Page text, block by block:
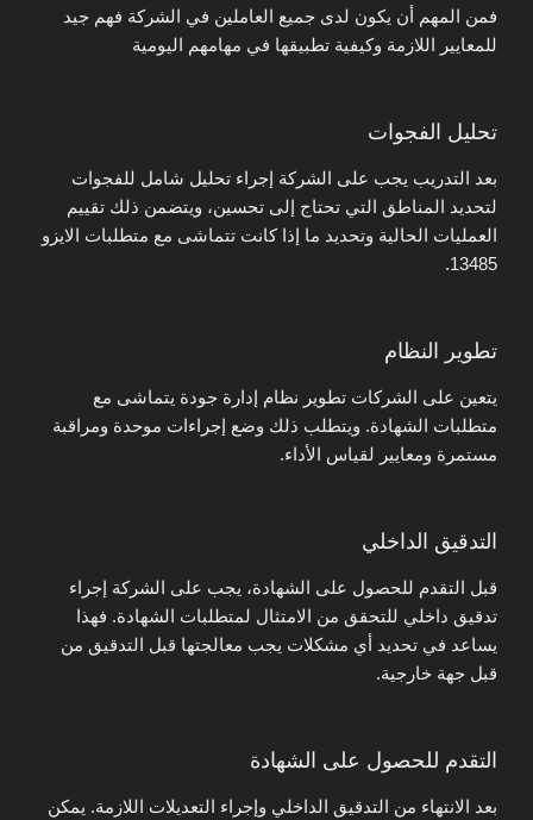
فمن المهم أن يكون لدى جميع العاملين في الشركة فهم جيد
للمعايير اللازمة وكيفية تطبيقها في مهامهم اليومية
تحليل الفجوات
بعد التدريب يجب على الشركة إجراء تحليل شامل للفجوات
لتحديد المناطق التي تحتاج إلى تحسين، ويتضمن ذلك تقييم
العمليات الحالية وتحديد ما إذا كانت تتماشى مع متطلبات الايزو
13485.
تطوير النظام
يتعين على الشركات تطوير نظام إدارة جودة يتماشى مع
متطلبات الشهادة. ويتطلب ذلك وضع إجراءات موحدة ومراقبة
مستمرة ومعايير لقياس الأداء.
التدقيق الداخلي
قبل التقدم للحصول على الشهادة، يجب على الشركة إجراء
تدقيق داخلي للتحقق من الامتثال لمتطلبات الشهادة. فهذا
يساعد في تحديد أي مشكلات يجب معالجتها قبل التدقيق من
قبل جهة خارجية.
التقدم للحصول على الشهادة
بعد الانتهاء من التدقيق الداخلي وإجراء التعديلات اللازمة. يمكن